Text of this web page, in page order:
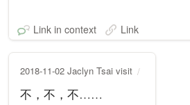
Link in context Link
2018-11-02 Jaclyn Tsai visit
不，不，不……